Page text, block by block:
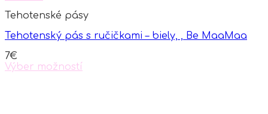
Tehotenské pásy
Tehotenský pás s ručičkami – biely, , Be MaaMaa
7€
Výber možností